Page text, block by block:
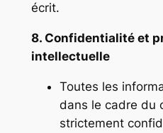
écrit.
8. Confidentialité et
intellectuelle
Toutes les
dans le cadre du
strictement